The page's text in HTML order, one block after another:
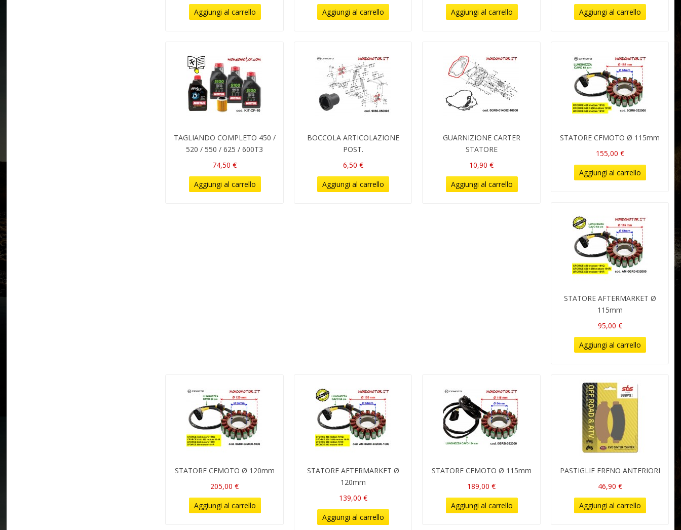
Aggiungi al carrello
Aggiungi al carrello
Aggiungi al carrello
Aggiungi al carrello
TAGLIANDO COMPLETO 450 /
520 / 550 / 625 / 600T3
74,50 €
Aggiungi al carrello
BOCCOLA ARTICOLAZIONE
POST.
6,50 €
Aggiungi al carrello
GUARNIZIONE CARTER
STATORE
10,90 €
Aggiungi al carrello
STATORE CFMOTO Ø 115mm
155,00 €
Aggiungi al carrello
STATORE AFTERMARKET Ø
115mm
95,00 €
Aggiungi al carrello
STATORE CFMOTO Ø 120mm
205,00 €
Aggiungi al carrello
STATORE AFTERMARKET Ø
120mm
139,00 €
Aggiungi al carrello
STATORE CFMOTO Ø 115mm
189,00 €
Aggiungi al carrello
PASTIGLIE FRENO ANTERIORI
46,90 €
Aggiungi al carrello